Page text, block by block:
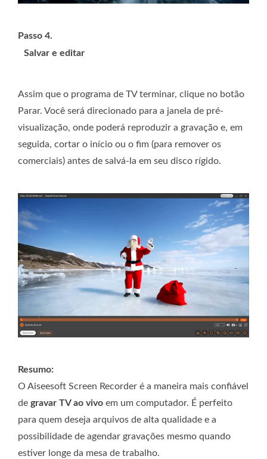
Passo 4.
Salvar e editar
Assim que o programa de TV terminar, clique no botão
Parar. Você será direcionado para a janela de pré-
visualização, onde poderá reproduzir a gravação e, em
seguida, cortar o início ou o fim (para remover os
comerciais) antes de salvá-la em seu disco rígido.
Resumo:
O Aiseesoft Screen Recorder é a maneira mais confiável
de gravar TV ao vivo em um computador. É perfeito
para quem deseja arquivos de alta qualidade e a
possibilidade de agendar gravações mesmo quando
estiver longe da mesa de trabalho.